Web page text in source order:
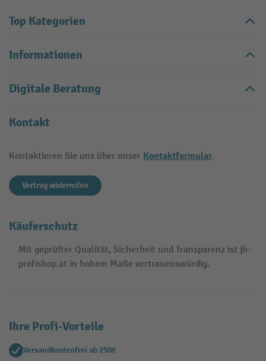
Top Kategorien
Informationen
Digitale Beratung
Kontakt
Kontaktieren Sie uns über unser Kontaktformular.
Vertrag widerrufen
Käuferschutz
Mit geprüfter Qualität, Sicherheit und Transparenz ist jh-
profishop.at in hohem Maße vertrauenswürdig.
Ihre Profi-Vorteile
Versandkostenfrei ab 250€